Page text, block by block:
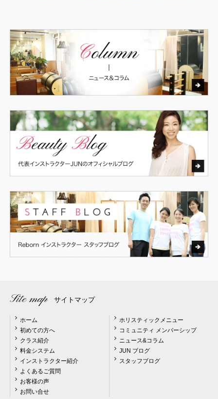
さらに読み込む Instagram でフォロー
Site map サイトマップ
ホーム
初めての方へ
クラス紹介
料金システム
インストラクター紹介
よくあるご質問
お客様の声
お問い合せ
ホリスティックメニュー
コミュニティ メンバーシップ
ニュース&コラム
JUN ブログ
スタッフブログ